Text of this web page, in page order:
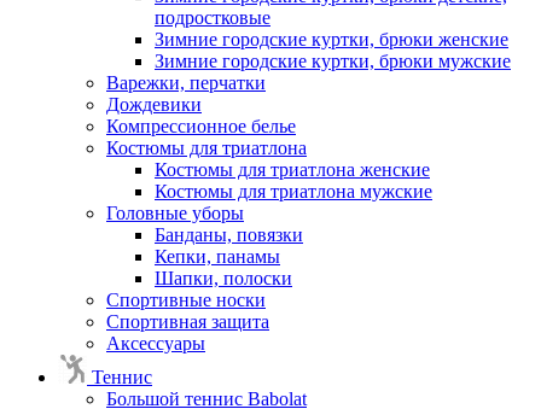
подростковые
Зимние городские куртки, брюки женские
Зимние городские куртки, брюки мужские
Варежки, перчатки
Дождевики
Компрессионное белье
Костюмы для триатлона
Костюмы для триатлона женские
Костюмы для триатлона мужские
Головные уборы
Банданы, повязки
Кепки, панамы
Шапки, полоски
Спортивные носки
Спортивная защита
Аксессуары
Теннис
Большой теннис Babolat